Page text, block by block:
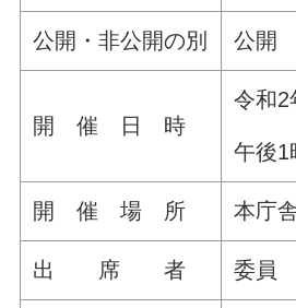
公開・非公開の別 公開
開 催 日 時
令和2
午後1
開 催 場 所 本庁
出 席 者 委